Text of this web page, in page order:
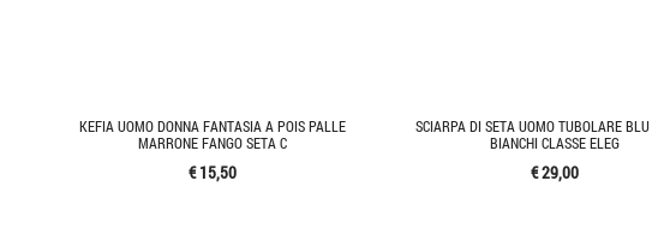
KEFIA UOMO DONNA FANTASIA A POIS PALLE
MARRONE FANGO SETA C
€ 15,50
SCIARPA DI SETA UOMO TUBOLARE
BIANCHI CLASSE ELEG
€ 29,00